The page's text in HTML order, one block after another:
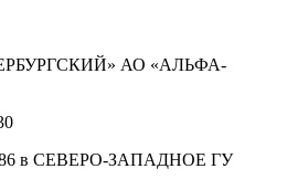
АО «АЛЬФА-
в СЕВЕРО-ЗАПАДНОЕ ГУ